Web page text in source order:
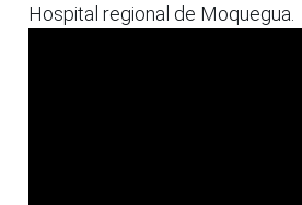
Hospital regional de Moquegua.